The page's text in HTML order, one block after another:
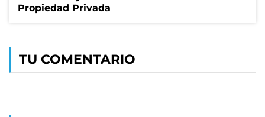
Propiedad Privada
TU COMENTARIO